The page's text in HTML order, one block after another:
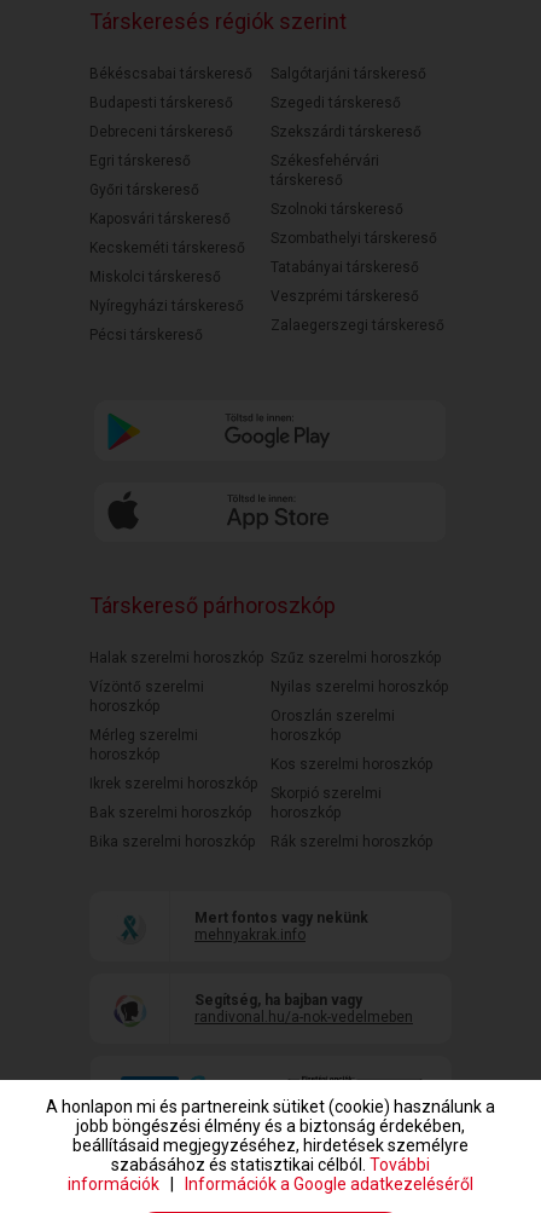
Társkeresés régiók szerint
Békéscsabai társkereső
Budapesti társkereső
Debreceni társkereső
Egri társkereső
Győri társkereső
Kaposvári társkereső
Kecskeméti társkereső
Miskolci társkereső
Nyíregyházi társkereső
Pécsi társkereső
Salgótarjáni társkereső
Szegedi társkereső
Szekszárdi társkereső
Székesfehérvári
társkereső
Szolnoki társkereső
Szombathelyi társkereső
Tatabányai társkereső
Veszprémi társkereső
Zalaegerszegi társkereső
Társkereső párhoroszkóp
Halak szerelmi horoszkóp
Vízöntő szerelmi
horoszkóp
Mérleg szerelmi
horoszkóp
Ikrek szerelmi horoszkóp
Bak szerelmi horoszkóp
Bika szerelmi horoszkóp
Szűz szerelmi horoszkóp
Nyilas szerelmi horoszkóp
Oroszlán szerelmi
horoszkóp
Kos szerelmi horoszkóp
Skorpió szerelmi
horoszkóp
Rák szerelmi horoszkóp
Mert fontos vagy nekünk
mehnyakrak.info
Segítség, ha bajban vagy
randivonal.hu/a-nok-vedelmeben
A honlapon mi és partnereink sütiket (cookie) használunk a
jobb böngészési élmény és a biztonság érdekében,
beállításaid megjegyzéséhez, hirdetések személyre
szabásához és statisztikai célból. További
információk
Információk a Google adatkezeléséről